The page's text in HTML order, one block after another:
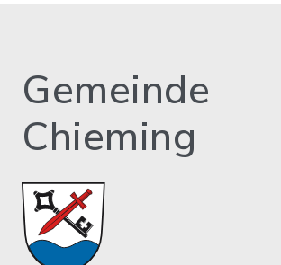
Gemeinde
Chieming